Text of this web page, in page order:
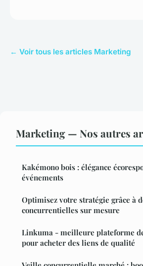
← Voir tous les articles Marketing
Marketing — Nos autres
Kakémono bois : élégance
événements
Optimisez votre stratégie grâce à
concurrentielles sur mesure
Linkuma - meilleure plateforme
pour acheter des liens de qualité